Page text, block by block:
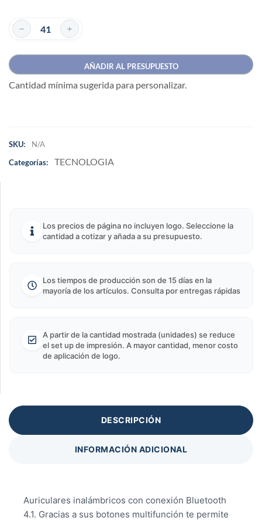
AÑADIR AL PRESUPUESTO
Cantidad mínima sugerida para personalizar.
SKU:
N/A
Categorías:
TECNOLOGIA
Los precios de página no incluyen logo. Seleccione la
cantidad a cotizar y añada a su presupuesto.
Los tiempos de producción son de 15 días en la
mayoría de los artículos. Consulta por entregas rápidas
A partir de la cantidad mostrada (unidades) se reduce
el set up de impresión. A mayor cantidad, menor costo
de aplicación de logo.
DESCRIPCIÓN
INFORMACIÓN ADICIONAL
Auriculares inalámbricos con conexión Bluetooth
4.1. Gracias a sus botones multifunción te permite